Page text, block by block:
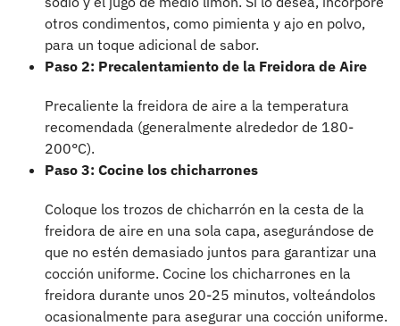
otros condimentos, como pimienta y ajo en polvo,
para un toque adicional de sabor.
Paso 2: Precalentamiento de la Freidora de Aire
Precaliente la freidora de aire a la temperatura
recomendada (generalmente alrededor de 180-
200°C).
Paso 3: Cocine los chicharrones
Coloque los trozos de chicharrón en la cesta de la
freidora de aire en una sola capa, asegurándose de
que no estén demasiado juntos para garantizar una
cocción uniforme. Cocine los chicharrones en la
freidora durante unos 20-25 minutos, volteándolos
ocasionalmente para asegurar una cocción uniforme.